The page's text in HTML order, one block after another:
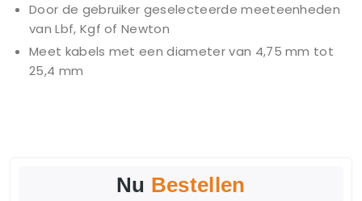
Door de gebruiker geselecteerde meeteenheden
van Lbf, Kgf of Newton
Meet kabels met een diameter van 4,75 mm tot
25,4 mm
Nu Bestellen